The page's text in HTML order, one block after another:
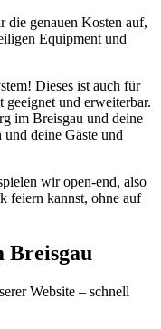
die genauen Kosten auf,
Equipment und
Dieses ist auch für
geeignet und erweiterbar.
im Breisgau und deine
deine Gäste und
wir open-end, also
feiern kannst, ohne auf
Breisgau
Website – schnell